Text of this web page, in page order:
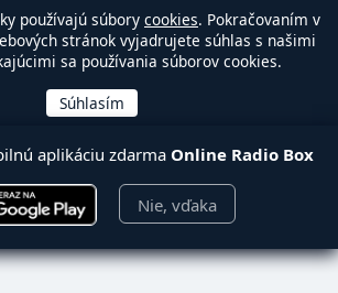
používajú súbory cookies. Pokračovaním v
stránok vyjadrujete súhlas s našimi
sa používania súborov cookies.
aplikáciu zdarma Online Radio Box
Nie, vďaka